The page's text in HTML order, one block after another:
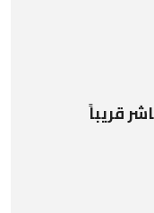
قريباً